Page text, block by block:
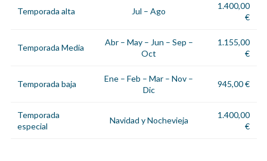
Temporada alta Jul – Ago
1.400,00
€
Temporada Media
Abr – May – Jun – Sep –
Oct
1.155,00
€
Temporada baja
Ene – Feb – Mar – Nov –
Dic
945,00 €
Temporada
especial
Navidad y Nochevieja
1.400,00
€